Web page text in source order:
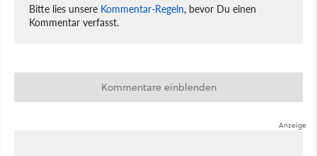
Bitte lies unsere Kommentar-Regeln, bevor Du einen
Kommentar verfasst.
Kommentare einblenden